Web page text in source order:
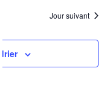
Jour suivant